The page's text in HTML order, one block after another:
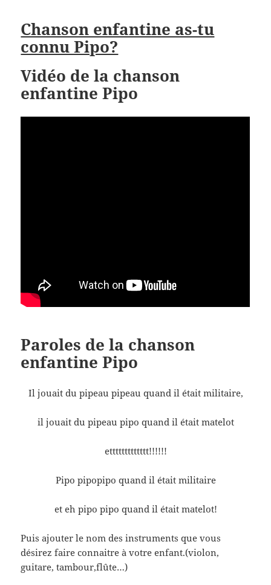
Chanson enfantine as-tu
connu Pipo?
Vidéo de la chanson
enfantine Pipo
Paroles de la chanson
enfantine Pipo
Il jouait du pipeau pipeau quand il était militaire,
il jouait du pipeau pipo quand il était matelot
ettttttttttttt!!!!!!
Pipo pipopipo quand il était militaire
et eh pipo pipo quand il était matelot!
Puis ajouter le nom des instruments que vous
désirez faire connaitre à votre enfant.(violon,
guitare, tambour,flûte…)